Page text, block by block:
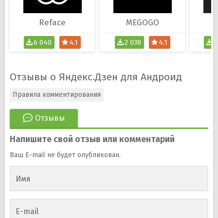
Reface
6 040 4.1
MEGOGO
2 038 4.1
Отзывы о Яндекс.Дзен для Андроид
Отзывы
Правила комментирования
Напишите свой отзыв или комментарий
Ваш E-mail не будет опубликован.
Имя
E-mail